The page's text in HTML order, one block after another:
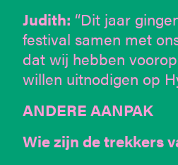
Judith: “Dit jaar
festival samen met
dat wij hebben
willen uitnodigen op
ANDERE AANPAK
Wie zijn de trekkers